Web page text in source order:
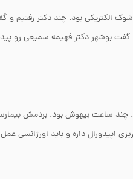
بود. چند دکتر رفتیم و
بوشهر دکتر فهیمه سمیعی رو
دکامپرشن انجام بشه.
چند ساعت بیهوش بود. بردمش
داره و باید اورژانسی
و کمکم خوب شد. الآن دیگه هیچ